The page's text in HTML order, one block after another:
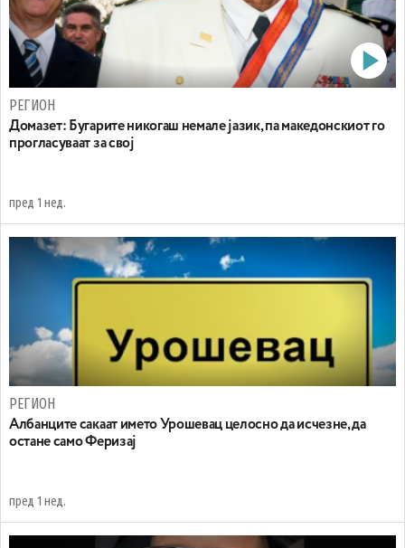
РЕГИОН
Домазет: Бугарите никогаш немале јазик, па македонскиот го
прогласуваат за свој
пред 1 нед.
РЕГИОН
Aлбанците сакаат името Урошевац целосно да исчезне, да
остане само Феризај
пред 1 нед.